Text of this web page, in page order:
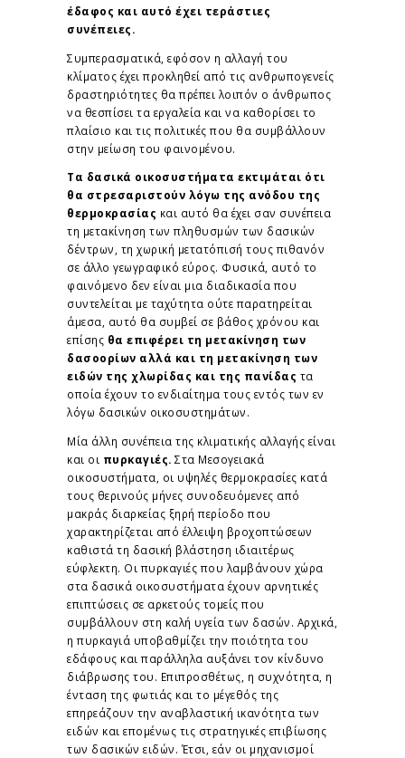
έδαφος και αυτό έχει τεράστιες
συνέπειες.
Συμπερασματικά, εφόσον η αλλαγή του
κλίματος έχει προκληθεί από τις ανθρωπογενείς
δραστηριότητες θα πρέπει λοιπόν ο άνθρωπος
να θεσπίσει τα εργαλεία και να καθορίσει το
πλαίσιο και τις πολιτικές που θα συμβάλλουν
στην μείωση του φαινομένου.
Τα δασικά οικοσυστήματα εκτιμάται ότι
θα στρεσαριστούν λόγω της ανόδου της
θερμοκρασίας και αυτό θα έχει σαν συνέπεια
τη μετακίνηση των πληθυσμών των δασικών
δέντρων, τη χωρική μετατόπισή τους πιθανόν
σε άλλο γεωγραφικό εύρος. Φυσικά, αυτό το
φαινόμενο δεν είναι μια διαδικασία που
συντελείται με ταχύτητα ούτε παρατηρείται
άμεσα, αυτό θα συμβεί σε βάθος χρόνου και
επίσης θα επιφέρει τη μετακίνηση των
δασοορίων αλλά και τη μετακίνηση των
ειδών της χλωρίδας και της πανίδας τα
οποία έχουν το ενδιαίτημα τους εντός των εν
λόγω δασικών οικοσυστημάτων.
Μία άλλη συνέπεια της κλιματικής αλλαγής είναι
και οι πυρκαγιές. Στα Μεσογειακά
οικοσυστήματα, οι υψηλές θερμοκρασίες κατά
τους θερινούς μήνες συνοδευόμενες από
μακράς διαρκείας ξηρή περίοδο που
χαρακτηρίζεται από έλλειψη βροχοπτώσεων
καθιστά τη δασική βλάστηση ιδιαιτέρως
εύφλεκτη. Οι πυρκαγιές που λαμβάνουν χώρα
στα δασικά οικοσυστήματα έχουν αρνητικές
επιπτώσεις σε αρκετούς τομείς που
συμβάλλουν στη καλή υγεία των δασών. Αρχικά,
η πυρκαγιά υποβαθμίζει την ποιότητα του
εδάφους και παράλληλα αυξάνει τον κίνδυνο
διάβρωσης του. Επιπροσθέτως, η συχνότητα, η
ένταση της φωτιάς και το μέγεθός της
επηρεάζουν την αναβλαστική ικανότητα των
ειδών και επομένως τις στρατηγικές επιβίωσης
των δασικών ειδών. Έτσι, εάν οι μηχανισμοί